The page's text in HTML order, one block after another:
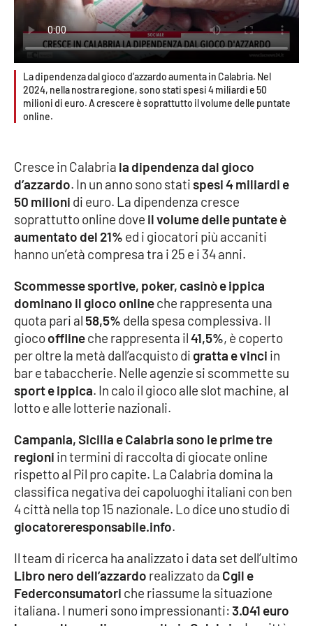
Cultura
Economia e Lavoro
Politica
Società
Sport
RUBRICHE
Good Morning Vietnam
Parchi Marini Calabria
Leggendo Alvaro insieme
Imprese Di Calabria
Le perfidie di Antonella Grippo
Venti di comunicazione
STREAMING
LaC TV
LaC Network
La dipendenza dal gioco d’azzardo aumenta in Calabria. Nel
2024, nella nostra regione, sono stati spesi 4 miliardi e 50
milioni di euro. A crescere è soprattutto il volume delle puntate
online.
Cresce in Calabria la dipendenza dal gioco
d’azzardo. In un anno sono statispesi 4 miliardi e
50 milioni di euro. La dipendenza cresce
soprattutto online dove il volume delle puntate è
aumentato del 21% ed i giocatori più accaniti
hanno un’età compresa tra i 25 e i 34 anni.
Scommesse sportive, poker, casinò e ippica
dominano il gioco onlineche rappresenta una
quota pari al 58,5% della spesa complessiva. Il
giocoofflineche rappresenta il41,5%, è coperto
per oltre la metà dall’acquisto di gratta e vinci in
bar e tabaccherie. Nelle agenzie si scommette su
sport e ippica. In calo il gioco alle slot machine, al
lotto e alle lotterie nazionali.
Campania, Sicilia e Calabria sono le prime tre
regioni in termini di raccolta di giocate online
rispetto al Pil pro capite. La Calabria domina la
classifica negativa dei capoluoghi italiani con ben
4 città nella top 15 nazionale. Lo dice uno studio di
giocatoreresponsabile.info.
Il team di ricerca ha analizzato i data set dell’ultimo
Libro nero dell’azzardo realizzato da Cgil e
Federconsumatori che riassume la situazione
italiana. I numeri sono impressionanti:3.041 euro